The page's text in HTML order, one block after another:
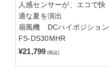
人感センサーが、エコで快
適な夏を演出
扇風機 DCハイポジション
FS-DS30MHR
¥21,799 (税込)